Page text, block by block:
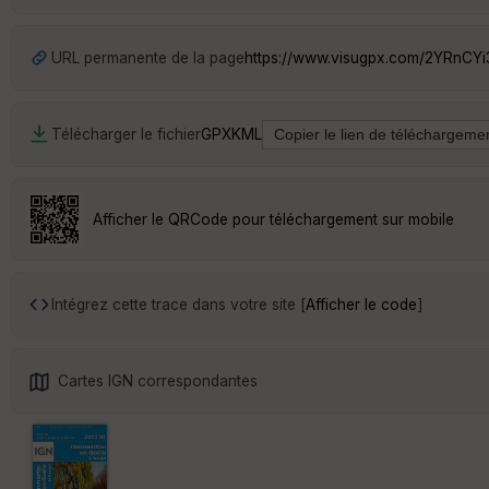
URL permanente de la pagehttps://www.visugpx.com/
Télécharger le fichierGPXKML
Afficher le QRCode pour téléchargement sur mobile
Intégrez cette trace dans votre site [Afficher le code]
Cartes IGN correspondantes